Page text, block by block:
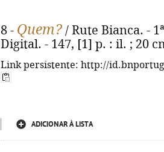
8 - Quem? / Rute Bianca. -
Digital. - 147, [1] p. : il. ; 20
Link persistente: http://
ADICIONAR À LISTA